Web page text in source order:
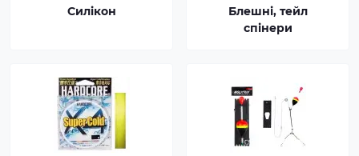
Силікон
Блешні, тейл
спінери